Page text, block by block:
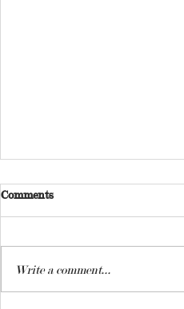
Comments
Write a comment...